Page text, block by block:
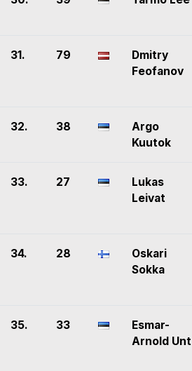
31. 79
Dmitry
Feofanov
32. 38
Argo
Kuutok
33. 27
Lukas
Leivat
34. 28
Oskari
Sokka
35. 33
Esmar-
Arnold Unt